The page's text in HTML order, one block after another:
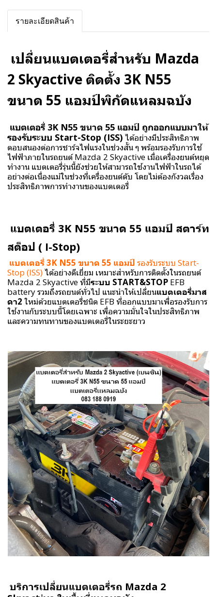
รายละเอียดสินค้า
เปลี่ยนแบตเตอรี่สำหรับ Mazda
2 Skyactive ติดตั้ง 3K N55
ขนาด 55 แอมป์พิกัดแหลมฉบัง
แบตเตอรี่ 3K N55 ขนาด 55 แอมป์ ถูกออกแบบมาให้
รองรับระบบ Start-Stop (ISS) ได้อย่างมีประสิทธิภาพ
ตอบสนองต่อการชาร์จไฟแรงในช่วงสั้น ๆ พร้อมรองรับการใช้
ไฟฟ้าภายในรถยนต์ Mazda 2 Skyactive เมื่อเครื่องยนต์หยุด
ทำงาน แบตเตอรี่รุ่นนี้ยังช่วยให้สามารถใช้งานไฟฟ้าในรถได้
อย่างต่อเนื่องแม้ในช่วงที่เครื่องยนต์ดับ โดยไม่ต้องกังวลเรื่อง
ประสิทธิภาพการทำงานของแบตเตอรี่
แบตเตอรี่ 3K N55 ขนาด 55 แอมป์ สตาร์ท
สต็อป ( I-Stop)
แบตเตอรี่ 3K N55 ขนาด 55 แอมป์ รองรับระบบ Start-
Stop (ISS)ได้อย่างดีเยี่ยม เหมาะสำหรับการติดตั้งในรถยนต์
Mazda 2 Skyactive ที่มีระบบ START&STOP EFB
batteryรวมถึงรถยนต์ทั่วไป แนะนำให้เปลี่ยนแบตเตอรี่มาส
ดา2 ใหม่ด้วยแบตเตอรี่ชนิด EFB ที่ออกแบบมาเพื่อรองรับการ
ใช้งานกับระบบนี้โดยเฉพาะ เพื่อความมั่นใจในประสิทธิภาพ
และความทนทานของแบตเตอรี่ในระยะยาว
บริการเปลี่ยนแบตเตอรี่รถ Mazda 2